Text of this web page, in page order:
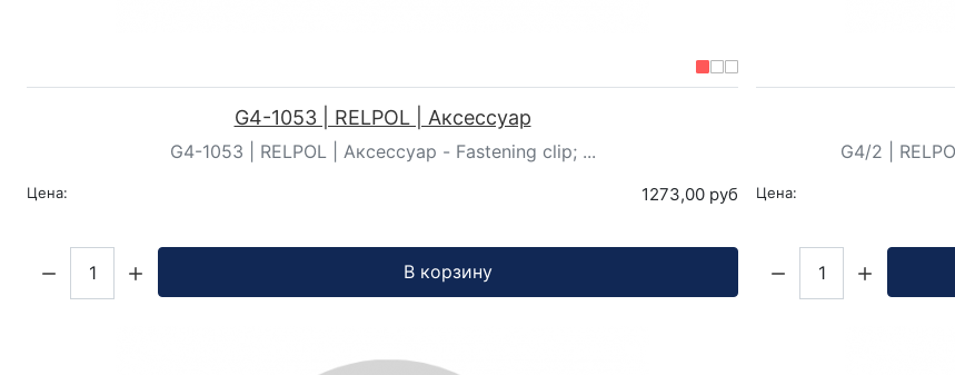
G4-1053 | RELPOL | Аксессуар
G4-1053 | RELPOL | Аксессуар - Fastening clip; ...
Цена: 1273,00 руб
В корзину
G4/2 |
Цена: